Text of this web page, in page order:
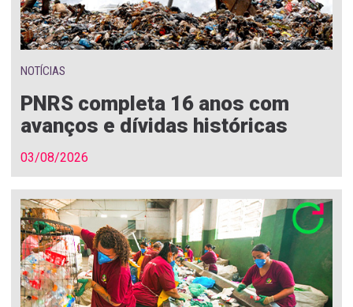
NOTÍCIAS
PNRS completa 16 anos com
avanços e dívidas históricas
03/08/2026